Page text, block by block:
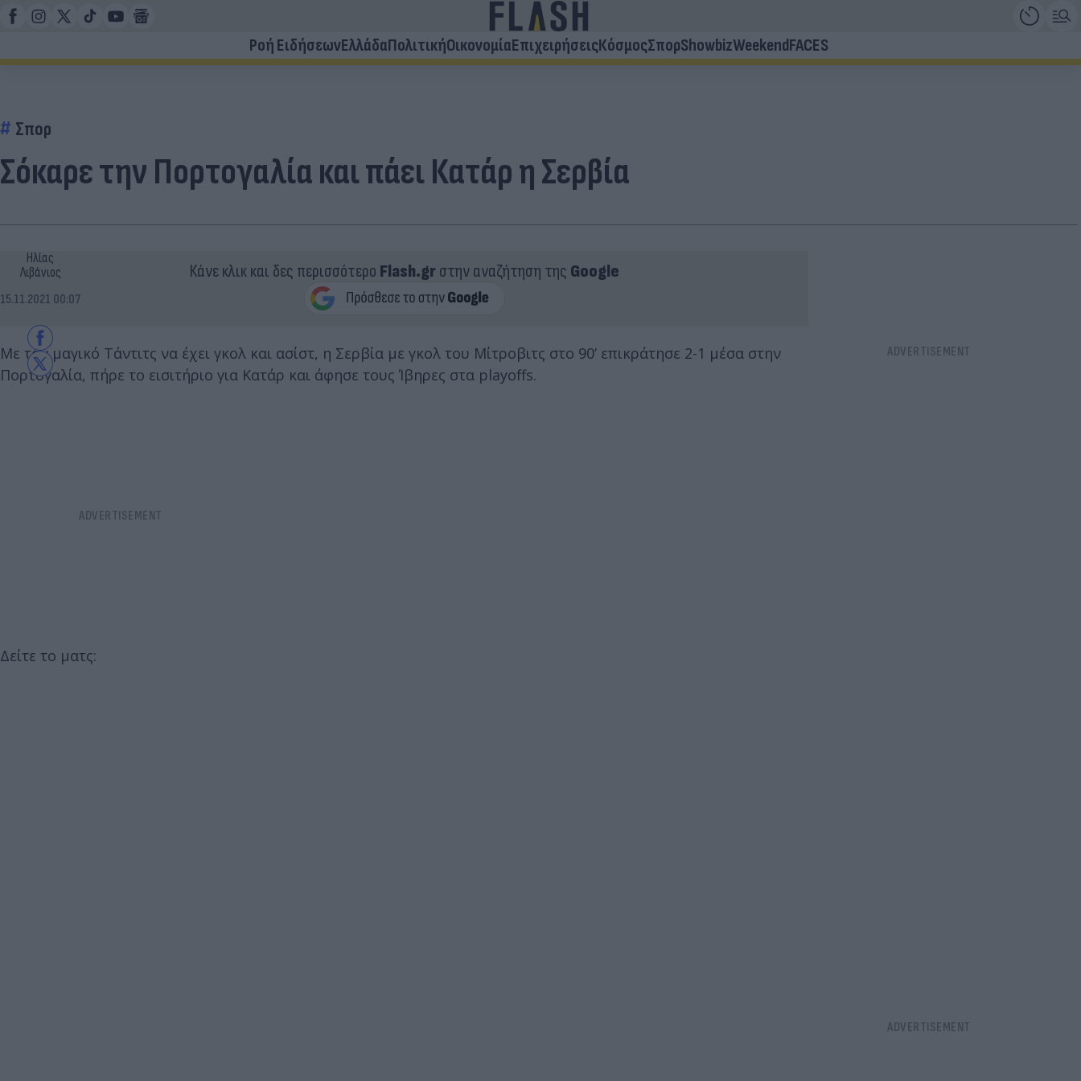
Ροή ΕιδήσεωνΕλλάδαΠολιτικήΟικονομίαΕπιχειρήσειςΚόσμοςΣπορShowbizWeekendFACES
Σπορ
Σόκαρε την Πορτογαλία και πάει Κατάρ η Σερβία
Ηλίας
Λιβάνιος
15.11.2021 00:07
Κάνε κλικ και δες περισσότερο Flash.grστην αναζήτηση της Google
Με τον μαγικό Τάντιτς να έχει γκολ και ασίστ, η Σερβία με γκολ του Μίτροβιτς στο 90’ επικράτησε 2-1 μέσα στην
Πορτογαλία, πήρε το εισιτήριο για Κατάρ και άφησε τους Ίβηρες στα playoffs.
Δείτε το ματς: